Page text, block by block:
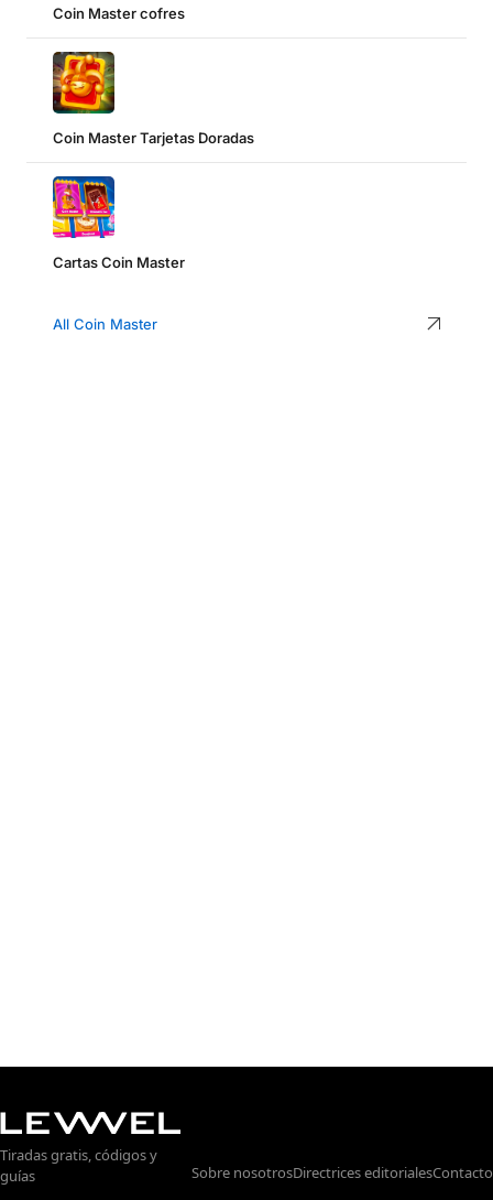
Coin Master cofres
Coin Master Tarjetas Doradas
Cartas Coin Master
All Coin Master
Tiradas gratis, códigos y
guías
Sobre nosotrosDirectrices editorialesContacto